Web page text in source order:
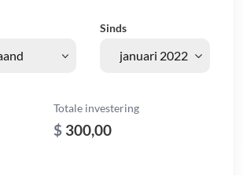
Sinds
Totale investering
$ 300,00